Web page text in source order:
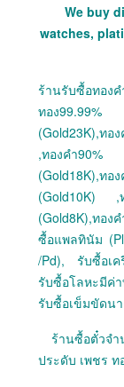
We buy
watches,
ร้านรับซื้อทอง
ทอง
(Gold23K),ทอ
,ทองคำ
(Gold18K),ท
(Gold10K) ,
(Gold8K),ทอง
ซื้อแพลทินัม
/Pd), รับซื้อเค
รับซื้อโลหะมีค่
รับซื้อเข็มขัดน
ร้านซื้อตั๋วจำ
ประดับ เพชร